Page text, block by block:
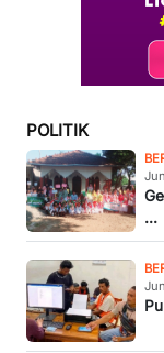
POLITIK
...